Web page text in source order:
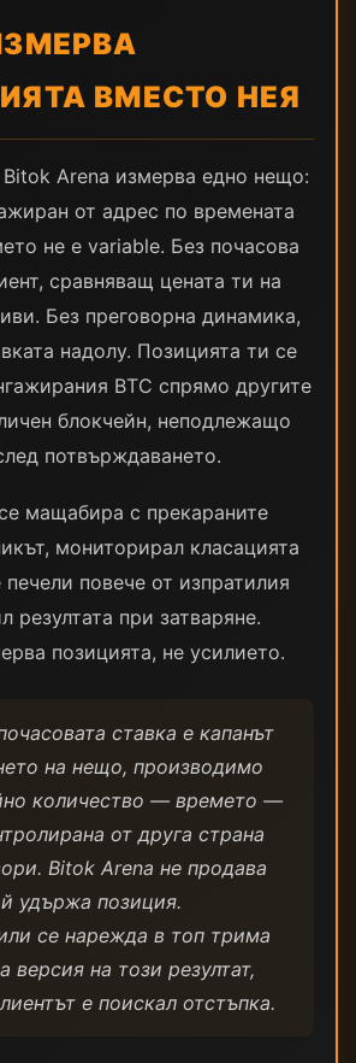
ВМЕСТО НЕЯ
Bitok Arena измерва едно нещо:
от адрес по времената
не е variable. Без почасова
сравняващ цената ти на
Без преговорна динамика,
надолу. Позицията ти се
BTC спрямо другите
блокчейн, неподлежащо
потвърждаването.
мащабира с прекараните
мониторирал класацията
печели повече от изпратилия
резултата при затваряне.
позицията, не усилието.
ставка е капанът
на нещо, производимо
количество — времето —
от друга страна
Bitok Arena не продава
удържа позиция.
се нарежда в топ трима
версия на този резултат,
е поискал отстъпка.